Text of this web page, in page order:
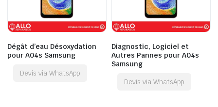
Dégât d’eau Désoxydation
pour A04s Samsung
Devis via WhatsApp
Diagnostic, Logiciel et
Autres Pannes pour A04s
Samsung
Devis via WhatsApp